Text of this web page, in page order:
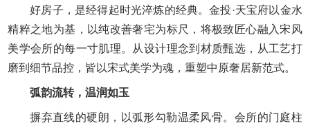
好房子，是经得起时光淬炼的经典。金投·天宝府以金水
精粹之地为基，以纯改善奢宅为标尺，将极致匠心融入宋风
美学会所的每一寸肌理。从设计理念到材质甄选，从工艺打
磨到细节品控，皆以宋式美学为魂，重塑中原奢居新范式。
弧韵流转，温润如玉
摒弃直线的硬朗，以弧形勾勒温柔风骨。会所的门庭柱